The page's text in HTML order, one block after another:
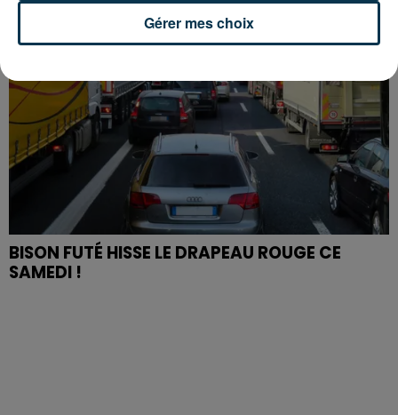
BISON FUTÉ HISSE LE DRAPEAU ROUGE CE
SAMEDI !
Gérer mes choix